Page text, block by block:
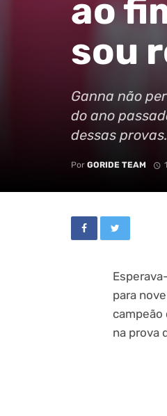
ao
sou
Ganna não
do ano
dessas provas.
Por GORIDE TEAM
para
campeão
na prova